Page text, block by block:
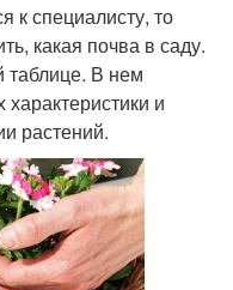
к специалисту, то
какая почва в саду.
таблице. В нем
и
растений.